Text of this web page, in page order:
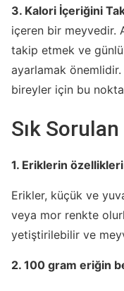
3. Kalori İçeriğini
içeren bir meyvedir.
takip etmek ve
ayarlamak
bireyler için bu
Sık
1. Eriklerin
Erikler, küçük ve
veya mor renkte
yetiştirilebilir ve
2. 100 gram eriğin